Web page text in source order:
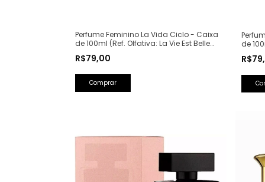
Perfume Feminino La Vida Ciclo - Caixa
de 100ml (Ref. Olfativa: La Vie Est Belle
Lancôme)
R$79,00
de